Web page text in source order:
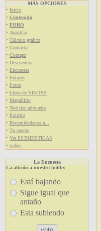
MÁS OPCIONES
· Inicio
· Contenido
· FORO
· AvantGo
· Cálculo gráfico
· Contactar
· Contapz
· Descuentos
· Encuestas
· Enlaces
· Fotos
· Libro de VISITAS
· MapaSitio
· Noticias arhivadas
· Politica
· Recomiéndanos a...
· Tu cuenta
· Ver ESTADÍSTICAS
· video
La Encuesta
La afición a nuestro hobby
Está bajando
Sigue igual que
antaño
Esta subiendo